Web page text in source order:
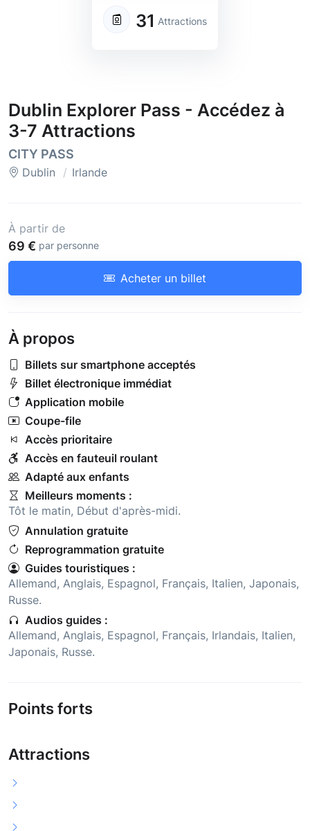
31 Attractions
Dublin Explorer Pass - Accédez à
3-7 Attractions
CITY PASS
Dublin Irlande
À partir de
69 € par personne
Acheter un billet
À propos
Billets sur smartphone acceptés
Billet électronique immédiat
Application mobile
Coupe-file
Accès prioritaire
Accès en fauteuil roulant
Adapté aux enfants
Meilleurs moments :
Tôt le matin, Début d'après-midi.
Annulation gratuite
Reprogrammation gratuite
Guides touristiques :
Allemand, Anglais, Espagnol, Français, Italien, Japonais,
Russe.
Audios guides :
Allemand, Anglais, Espagnol, Français, Irlandais, Italien,
Japonais, Russe.
Points forts
Attractions